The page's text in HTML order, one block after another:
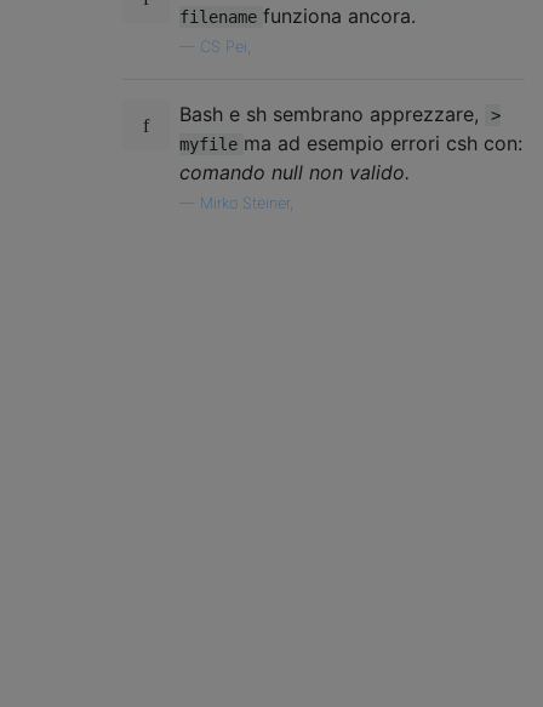
filename funziona ancora.
CS Pei,
Bash e sh sembrano apprezzare,
>
myfile ma ad esempio errori csh con:
comando null non valido.
Mirko Steiner,